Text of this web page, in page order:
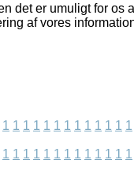
det er umuligt for os
af vores
1 1 1 1 1 1 1 1 1 1 1 1 1
1 1 1 1 1 1 1 1 1 1 1 1 1